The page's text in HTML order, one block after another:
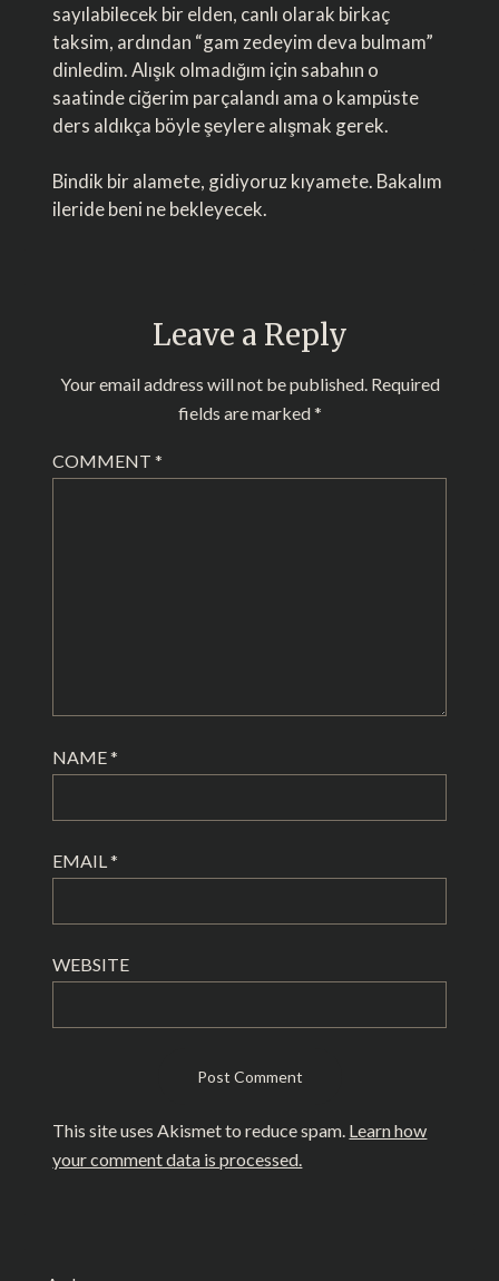
sayılabilecek bir elden, canlı olarak birkaç
taksim, ardından “gam zedeyim deva bulmam”
dinledim. Alışık olmadığım için sabahın o
saatinde ciğerim parçalandı ama o kampüste
ders aldıkça böyle şeylere alışmak gerek.
Bindik bir alamete, gidiyoruz kıyamete. Bakalım
ileride beni ne bekleyecek.
Leave a Reply
Your email address will not be published. Required
fields are marked*
COMMENT*
NAME*
EMAIL*
WEBSITE
This site uses Akismet to reduce spam. Learn how
your comment data is processed.